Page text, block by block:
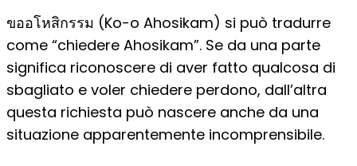
ขออโหสิกรรม (Ko-o Ahosikam) si può tradurre
come “chiedere Ahosikam”. Se da una parte
significa riconoscere di aver fatto qualcosa di
sbagliato e voler chiedere perdono, dall’altra
questa richiesta può nascere anche da una
situazione apparentemente incomprensibile.